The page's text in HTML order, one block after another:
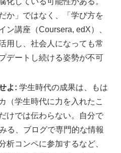
か」ではなく、「学び方を
ン講座（Coursera, edX）、
用し、社会人になっても常
デートし続ける姿勢が不可
よ: 学生時代の成果は、もは
（学生時代に力を入れたこ
けでは伝わらない。自分で
る、ブログで専門的な情報
析コンペに参加するなど、